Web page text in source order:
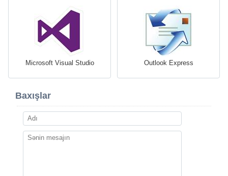
Microsoft Visual Studio Outlook Express
Baxışlar